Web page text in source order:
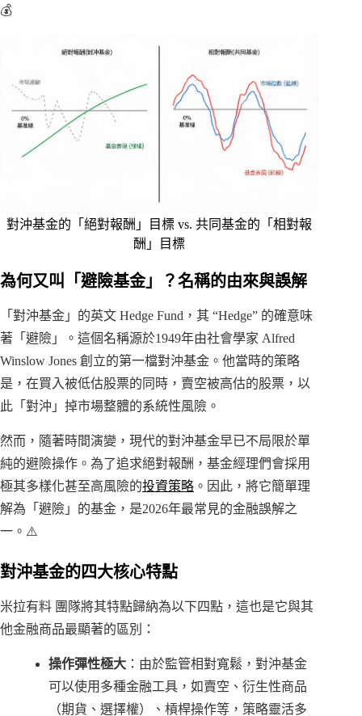
💰
對沖基金的「絕對報酬」目標 vs. 共同基金的「相對報
酬」目標
為何又叫「避險基金」？名稱的由來與誤解
「對沖基金」的英文 Hedge Fund，其 “Hedge” 的確意味
著「避險」。這個名稱源於1949年由社會學家 Alfred
Winslow Jones 創立的第一檔對沖基金。他當時的策略
是，在買入被低估股票的同時，賣空被高估的股票，以
此「對沖」掉市場整體的系統性風險。
然而，隨著時間演變，現代的對沖基金早已不局限於單
純的避險操作。為了追求絕對報酬，基金經理們會採用
極其多樣化甚至高風險的投資策略 。因此，將它簡單理
解為「避險」的基金，是2026年最常見的金融誤解之
一。⚠️
對沖基金的四大核心特點
米拉有料 團隊將其特點歸納為以下四點，這也是它與其
他金融商品最顯著的區別：
操作彈性極大 ：由於監管相對寬鬆，對沖基金
可以使用多種金融工具，如賣空、衍生性商品
（期貨、選擇權）、槓桿操作等，策略靈活多